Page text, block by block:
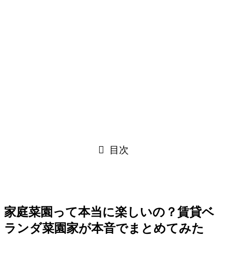
目次
家庭菜園って本当に楽しいの？賃貸ベ
ランダ菜園家が本音でまとめてみた